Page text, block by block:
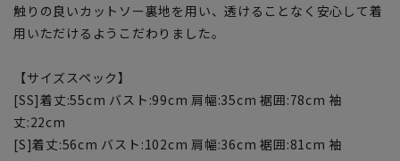
触りの良いカットソー裏地を用い、透けることなく安心して着
用いただけるようこだわりました。
【サイズスペック】
[SS]着丈:55cm バスト:99cm 肩幅:35cm 裾囲:78cm 袖
丈:22cm
[S]着丈:56cm バスト:102cm 肩幅:36cm 裾囲:81cm 袖